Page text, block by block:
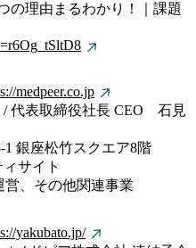
の理由まるわかり！｜課題
medpeer.co.jp
/ 代表取締役社長 CEO 石見
1 銀座松竹スクエア8階
サイト
営、その他関連事業
yakubato.jp/